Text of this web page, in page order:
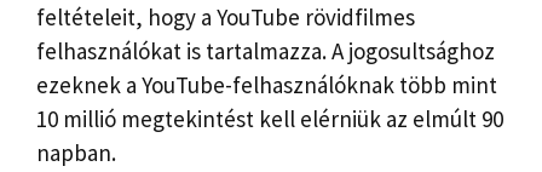
feltételeit, hogy a YouTube rövidfilmes
felhasználókat is tartalmazza. A jogosultsághoz
ezeknek a YouTube-felhasználóknak több mint
10 millió megtekintést kell elérniük az elmúlt 90
napban.